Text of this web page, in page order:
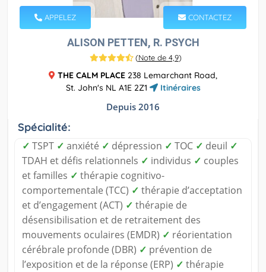
APPELEZ CONTACTEZ
ALISON PETTEN, R. PSYCH
(Note de 4,9)
THE CALM PLACE 238 Lemarchant Road,
St. John's NL A1E 2Z1
Itinéraires
Depuis 2016
Spécialité:
✓ TSPT ✓ anxiété ✓ dépression ✓ TOC ✓ deuil ✓
TDAH et défis relationnels ✓ individus ✓ couples
et familles ✓ thérapie cognitivo-
comportementale (TCC) ✓ thérapie d’acceptation
et d’engagement (ACT) ✓ thérapie de
désensibilisation et de retraitement des
mouvements oculaires (EMDR) ✓ réorientation
cérébrale profonde (DBR) ✓ prévention de
l’exposition et de la réponse (ERP) ✓ thérapie